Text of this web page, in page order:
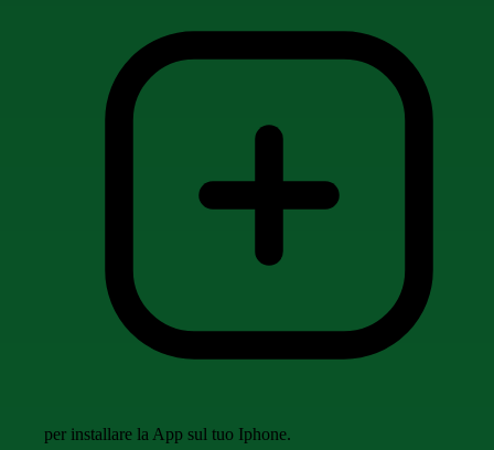
per installare la App sul tuo Iphone.